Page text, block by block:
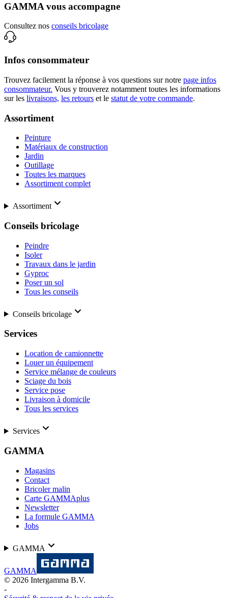
GAMMA vous accompagne
Consultez nos conseils bricolage
Infos consommateur
Trouvez facilement la réponse à vos questions sur notre page infos
consommateur. Vous y trouverez notamment toutes les informations
sur les livraisons, les retours et le statut de votre commande.
Assortiment
Peinture
Matériaux de construction
Jardin
Outillage
Toutes les marques
Assortiment complet
Assortiment
Conseils bricolage
Peindre
Isoler
Travaux dans le jardin
Gyproc
Poser un sol
Tous les conseils
Conseils bricolage
Services
Location de camionnette
Louer un équipement
Service mélange de couleurs
Sciage du bois
Service pose
Livraison à domicile
Tous les services
Services
GAMMA
Magasins
Contact
Bricoler malin
Carte GAMMAplus
Newsletter
La formule GAMMA
Jobs
GAMMA
GAMMA
© 2026 Intergamma B.V.
-